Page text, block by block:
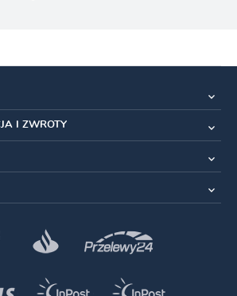
SRAM Rival XPLR AXS E1
przerzutki Wózek
I ZWROTY